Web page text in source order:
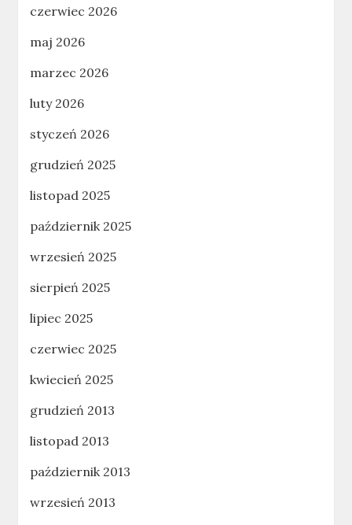
czerwiec 2026
maj 2026
marzec 2026
luty 2026
styczeń 2026
grudzień 2025
listopad 2025
październik 2025
wrzesień 2025
sierpień 2025
lipiec 2025
czerwiec 2025
kwiecień 2025
grudzień 2013
listopad 2013
październik 2013
wrzesień 2013